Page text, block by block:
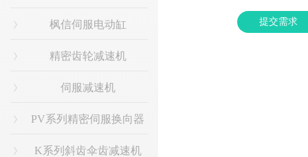
枫信伺服电动缸
精密齿轮减速机
伺服减速机
PV系列精密伺服换向器
K系列斜齿伞齿减速机
提交需求